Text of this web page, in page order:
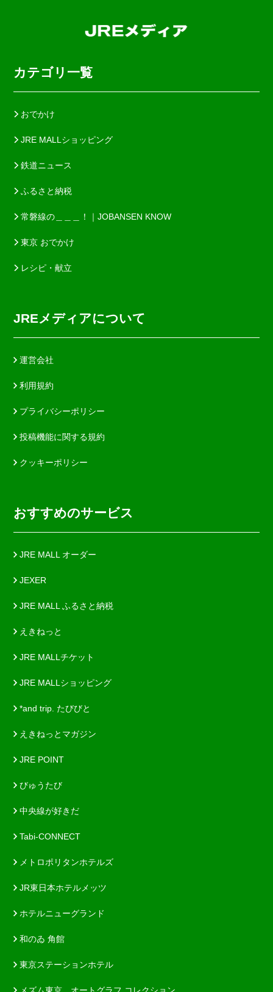
カテゴリ一覧
おでかけ
JRE MALLショッピング
鉄道ニュース
ふるさと納税
常磐線の＿＿＿！｜JOBANSEN KNOW
東京 おでかけ
レシピ・献立
JREメディアについて
運営会社
利用規約
プライバシーポリシー
投稿機能に関する規約
クッキーポリシー
おすすめのサービス
JRE MALL オーダー
JEXER
JRE MALL ふるさと納税
えきねっと
JRE MALLチケット
JRE MALLショッピング
*and trip. たびびと
えきねっとマガジン
JRE POINT
びゅうたび
中央線が好きだ
Tabi-CONNECT
メトロポリタンホテルズ
JR東日本ホテルメッツ
ホテルニューグランド
和のゐ 角館
東京ステーションホテル